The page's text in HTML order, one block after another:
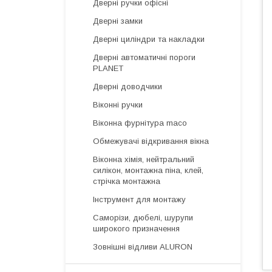
Дверні ручки офісні
Дверні замки
Дверні циліндри та накладки
Дверні автоматичні пороги
PLANET
Дверні доводчики
Віконні ручки
Віконна фурнітура maco
Обмежувачі відкривання вікна
Віконна хімія, нейтральний
силікон, монтажна піна, клей,
стрічка монтажна
Інструмент для монтажу
Саморізи, дюбелі, шурупи
широкого призначення
Зовнішні відливи ALURON